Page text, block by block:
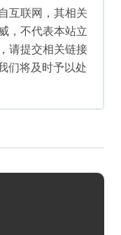
互联网，其相关
，不代表本站立
请提交相关链接
们将及时予以处